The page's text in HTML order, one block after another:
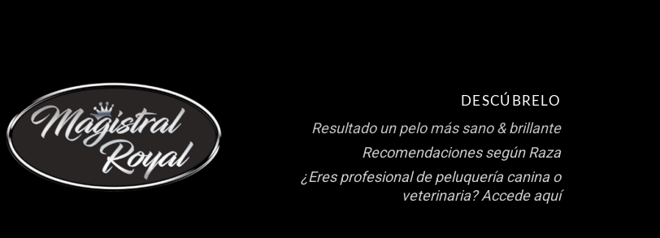
DESCÚBRELO
Resultado un pelo más sano & brillante
Recomendaciones según Raza
¿Eres profesional de peluquería canina o
veterinaria? Accede aquí